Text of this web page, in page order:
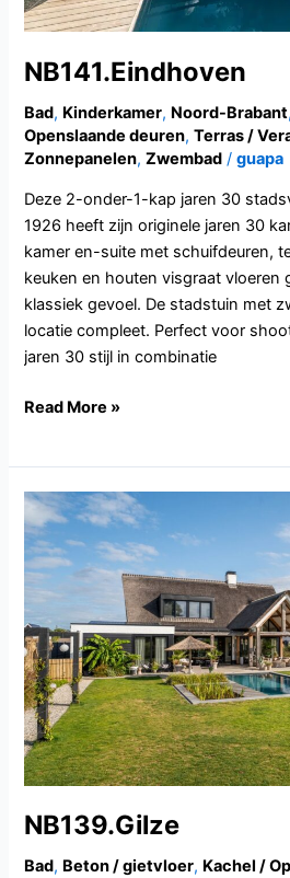
NB141.Eindhoven
Bad, Kinderkamer, Noord-Brabant,
Openslaande deuren,Terras /
Zonnepanelen,Zwembad /guapa
Deze 2-onder-1-kap jaren 30
1926 heeft zijn originele jaren 30
kamer en-suite met schuifdeuren,
keuken en houten visgraat vloeren
klassiek gevoel. De stadstuin met
locatie compleet. Perfect voor
jaren 30 stijl in combinatie
Read More »
NB139.Gilze
Bad, Beton / gietvloer, Kachel /
NB139.Gilze